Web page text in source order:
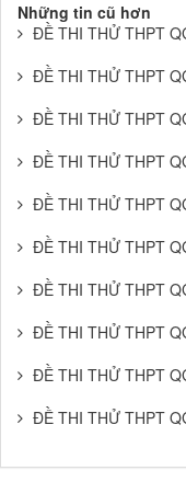
Những tin cũ hơn
ĐỀ THI THỬ THPT
ĐỀ THI THỬ THPT
ĐỀ THI THỬ THPT
ĐỀ THI THỬ THPT
ĐỀ THI THỬ THPT
ĐỀ THI THỬ THPT
ĐỀ THI THỬ THPT
ĐỀ THI THỬ THPT
ĐỀ THI THỬ THPT
ĐỀ THI THỬ THPT